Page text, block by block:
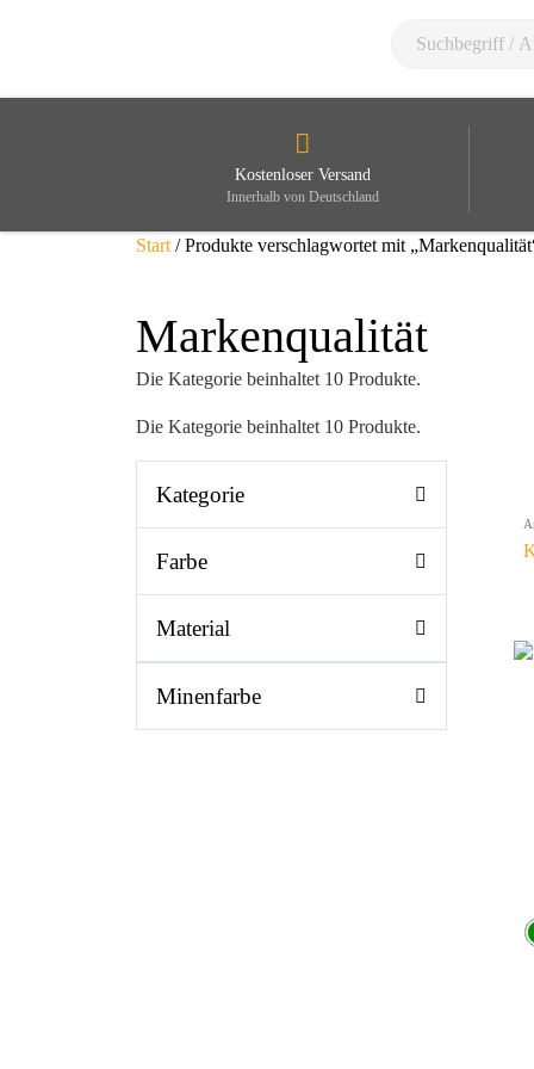
Kostenloser Versand
Innerhalb von Deutschland
Start / Produkte verschlagwortet mit
Markenqualität
Die Kategorie beinhaltet 10 Produkte.
Die Kategorie beinhaltet 10 Produkte.
Kategorie
Farbe
Material
Minenfarbe